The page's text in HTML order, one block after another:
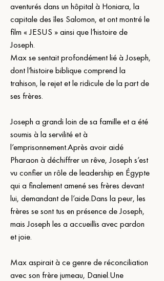
aventurés dans un hôpital à Honiara, la
capitale des îles Salomon, et ont montré le
film « JESUS » ainsi que l’histoire de
Joseph.
Max se sentait profondément lié à Joseph,
dont l’histoire biblique comprend la
trahison, le rejet et le ridicule de la part de
ses frères.
Joseph a grandi loin de sa famille et a été
soumis à la servilité et à
l’emprisonnement.Après avoir aidé
Pharaon à déchiffrer un rêve, Joseph s’est
vu confier un rôle de leadership en Égypte
qui a finalement amené ses frères devant
lui, demandant de l’aide.Dans la peur, les
frères se sont tus en présence de Joseph,
mais Joseph les a accueillis avec pardon
et joie.
Max aspirait à ce genre de réconciliation
avec son frère jumeau, Daniel.Une